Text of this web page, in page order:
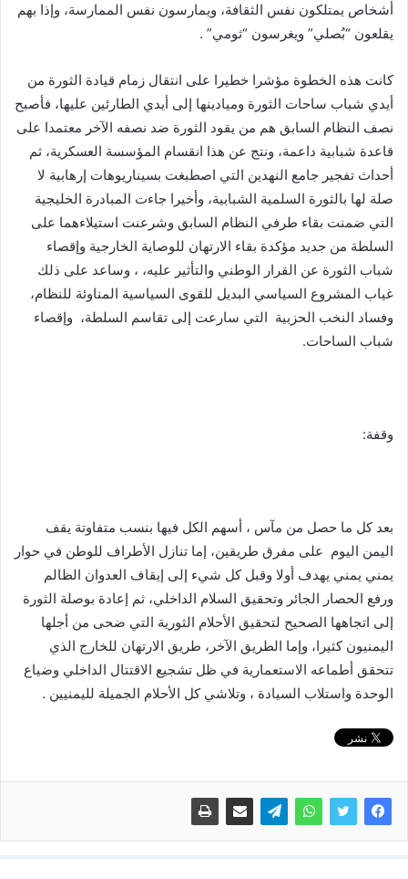
أشخاص يمتلكون نفس الثقافة، ويمارسون نفس الممارسة، وإذا بهم
يقلعون “بُصلي” ويغرسون “ثومي” .
كانت هذه الخطوة مؤشرا خطيرا على انتقال زمام قيادة الثورة من
أيدي شباب ساحات الثورة وميادينها إلى أيدي الطارئين عليها، فأصبح
نصف النظام السابق هم من يقود الثورة ضد نصفه الآخر معتمدا على
قاعدة شبابية داعمة، ونتج عن هذا انقسام المؤسسة العسكرية، ثم
أحداث تفجير جامع النهدين التي اصطبغت بسيناريوهات إرهابية لا
صلة لها بالثورة السلمية الشبابية، وأخيرا جاءت المبادرة الخليجية
التي ضمنت بقاء طرفي النظام السابق وشرعنت استيلاءهما على
السلطة من جديد مؤكدة بقاء الارتهان للوصاية الخارجية وإقصاء
شباب الثورة عن القرار الوطني والتأثير عليه، ، وساعد على ذلك
غياب المشروع السياسي البديل للقوى السياسية المناوئة للنظام،
وفساد النخب الحزبية التي سارعت إلى تقاسم السلطة، وإقصاء
شباب الساحات.
وقفة:
بعد كل ما حصل من مآس ، أسهم الكل فيها بنسب متفاوتة يقف
اليمن اليوم على مفرق طريقين، إما تنازل الأطراف للوطن في حوار
يمني يمني يهدف أولا وقبل كل شيء إلى إيقاف العدوان الظالم
ورفع الحصار الجائر وتحقيق السلام الداخلي، ثم إعادة بوصلة الثورة
إلى اتجاهها الصحيح لتحقيق الأحلام الثورية التي ضحى من أجلها
اليمنيون كثيرا، وإما الطريق الآخر، طريق الارتهان للخارج الذي
تتحقق أطماعه الاستعمارية في ظل تشجيع الاقتتال الداخلي وضياع
الوحدة واستلاب السيادة ، وتلاشي كل الأحلام الجميلة لليمنيين .